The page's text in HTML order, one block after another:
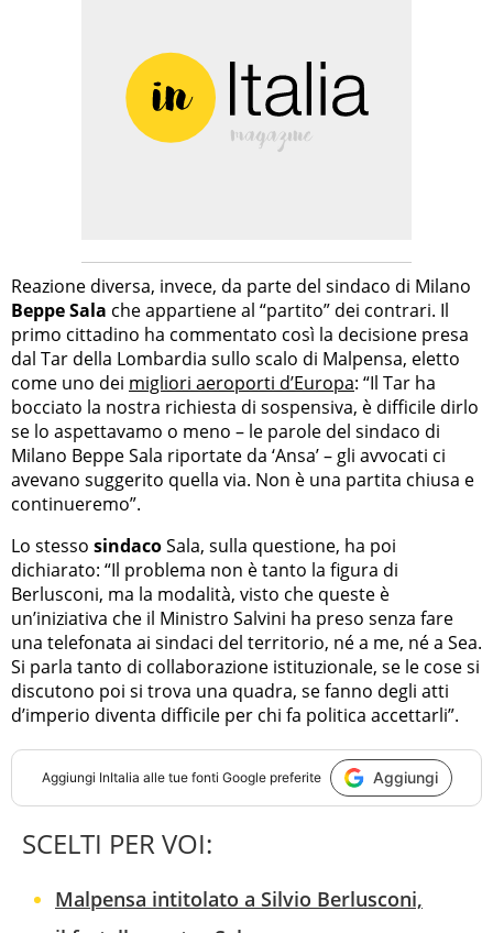
Reazione diversa, invece, da parte del sindaco di Milano
Beppe Sala che appartiene al “partito” dei contrari. Il
primo cittadino ha commentato così la decisione presa
dal Tar della Lombardia sullo scalo di Malpensa, eletto
come uno dei migliori aeroporti d’Europa: “Il Tar ha
bocciato la nostra richiesta di sospensiva, è difficile dirlo
se lo aspettavamo o meno – le parole del sindaco di
Milano Beppe Sala riportate da ‘Ansa’ – gli avvocati ci
avevano suggerito quella via. Non è una partita chiusa e
continueremo”.
Lo stesso sindacoSala, sulla questione, ha poi
dichiarato: “Il problema non è tanto la figura di
Berlusconi, ma la modalità, visto che queste è
un’iniziativa che il Ministro Salvini ha preso senza fare
una telefonata ai sindaci del territorio, né a me, né a Sea.
Si parla tanto di collaborazione istituzionale, se le cose si
discutono poi si trova una quadra, se fanno degli atti
d’imperio diventa difficile per chi fa politica accettarli”.
Aggiungi InItalia alle tue fonti Google preferite Aggiungi
SCELTI PER VOI:
Malpensa intitolato a Silvio Berlusconi,